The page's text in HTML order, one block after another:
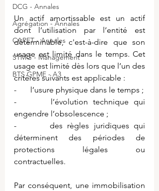
DCG - Annales
Agrégation - Annales
CAPET - Annales
STMG - Management
BTS GPME - A3
Un actif amortissable est un actif
dont l’utilisation par l’entité est
déterminable, c'est-à-dire que son
usage est limité dans le temps. Cet
usage est limité dès lors que l’un des
critères suivants est applicable :
-       l’usure physique dans le temps ;
-       l’évolution technique qui
engendre l’obsolescence ;
-       des règles juridiques qui
déterminent des périodes de
protections légales ou
contractuelles.
Par conséquent, une immobilisation